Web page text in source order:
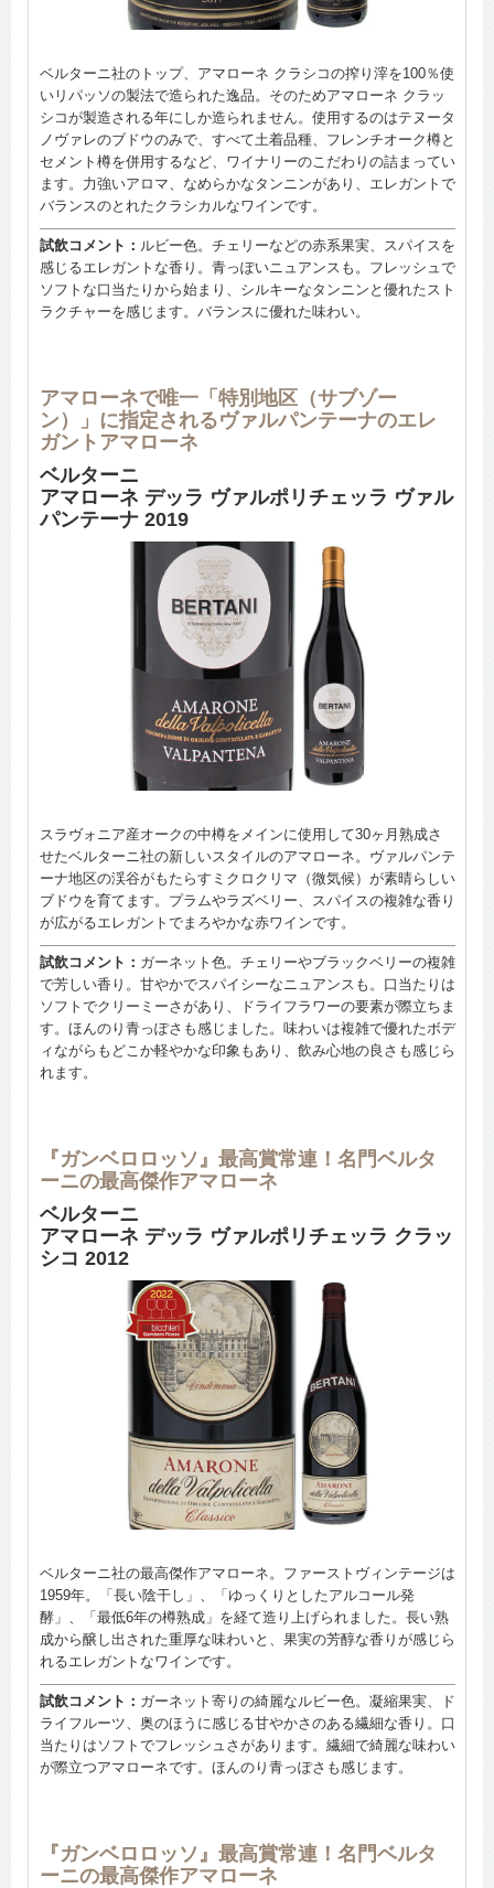
ベルターニ社のトップ、アマローネ クラシコの搾り滓を100％使
いリパッソの製法で造られた逸品。そのためアマローネ クラッ
シコが製造される年にしか造られません。使用するのはテヌータ
ノヴァレのブドウのみで、すべて土着品種、フレンチオーク樽と
セメント樽を併用するなど、ワイナリーのこだわりの詰まってい
ます。力強いアロマ、なめらかなタンニンがあり、エレガントで
バランスのとれたクラシカルなワインです。
試飲コメント： ルビー色。チェリーなどの赤系果実、スパイスを
感じるエレガントな香り。青っぽいニュアンスも。フレッシュで
ソフトな口当たりから始まり、シルキーなタンニンと優れたスト
ラクチャーを感じます。バランスに優れた味わい。
アマローネで唯一「特別地区（サブゾー
ン）」に指定されるヴァルパンテーナのエレ
ガントアマローネ
ベルターニ
アマローネ デッラ ヴァルポリチェッラ ヴァル
パンテーナ 2019
スラヴォニア産オークの中樽をメインに使用して30ヶ月熟成さ
せたベルターニ社の新しいスタイルのアマローネ。ヴァルパンテ
ーナ地区の渓谷がもたらすミクロクリマ（微気候）が素晴らしい
ブドウを育てます。プラムやラズベリー、スパイスの複雑な香り
が広がるエレガントでまろやかな赤ワインです。
試飲コメント： ガーネット色。チェリーやブラックベリーの複雑
で芳しい香り。甘やかでスパイシーなニュアンスも。口当たりは
ソフトでクリーミーさがあり、ドライフラワーの要素が際立ちま
す。ほんのり青っぽさも感じました。味わいは複雑で優れたボデ
ィながらもどこか軽やかな印象もあり、飲み心地の良さも感じら
れます。
『ガンベロロッソ』最高賞常連！名門ベルタ
ーニの最高傑作アマローネ
ベルターニ
アマローネ デッラ ヴァルポリチェッラ クラッ
シコ 2012
ベルターニ社の最高傑作アマローネ。ファーストヴィンテージは
1959年。「長い陰干し」、「ゆっくりとしたアルコール発
酵」、「最低6年の樽熟成」を経て造り上げられました。長い熟
成から醸し出された重厚な味わいと、果実の芳醇な香りが感じら
れるエレガントなワインです。
試飲コメント： ガーネット寄りの綺麗なルビー色。凝縮果実、ド
ライフルーツ、奥のほうに感じる甘やかさのある繊細な香り。口
当たりはソフトでフレッシュさがあります。繊細で綺麗な味わい
が際立つアマローネです。ほんのり青っぽさも感じます。
『ガンベロロッソ』最高賞常連！名門ベルタ
ーニの最高傑作アマローネ